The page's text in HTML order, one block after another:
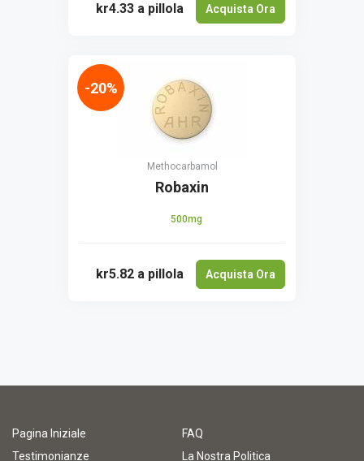
kr4.33 a pillola Acquista Ora
Methocarbamol
Robaxin
500mg
kr5.82 a pillola Acquista Ora
-20%
Pagina Iniziale
FAQ
Testimonianze
La Nostra Politica